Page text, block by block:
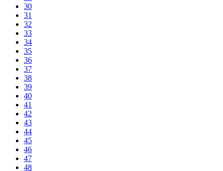
30
31
32
33
34
35
36
37
38
39
40
41
42
43
44
45
46
47
48